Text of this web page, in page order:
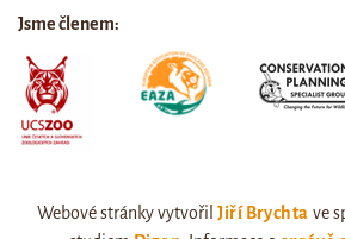
Jsme členem:
Webové stránky vytvořilJiří Brychta ve